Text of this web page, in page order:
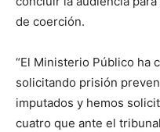
de coerción.
“El Ministerio Público ha
solicitando prisión
imputados y hemos
cuatro que ante el